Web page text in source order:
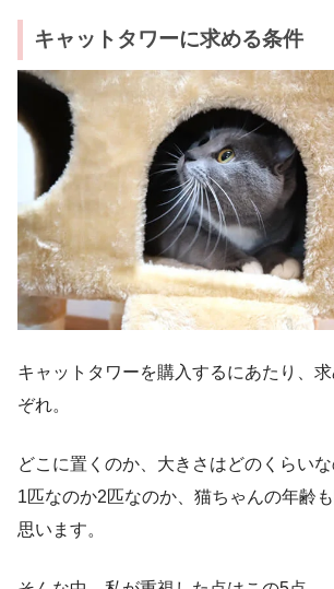
キャットタワーに求める条件
キャットタワーを購入するにあたり、
ぞれ。
どこに置くのか、大きさはどのくらい
1匹なのか2匹なのか、猫ちゃんの年齢
思います。